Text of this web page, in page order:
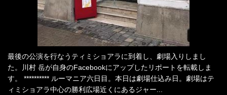
最後の公演を行なうティミショアラに到着し、劇場入りしまし
た。川村 岳が自身のFacebookにアップしたリポートを転載しま
す。 ********** ルーマニア六日目。本日は劇場仕込み日。劇場はテ
ィミショアラ中心の勝利広場近くにあるジャー...